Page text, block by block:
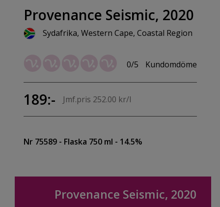
Provenance Seismic, 2020
Sydafrika, Western Cape, Coastal Region
0/5 Kundomdöme
189:- Jmf.pris 252.00 kr/l
Nr 75589 - Flaska 750 ml - 14.5%
Provenance Seismic, 2020